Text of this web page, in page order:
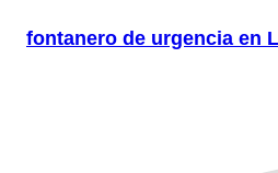
fontanero de urgencia en